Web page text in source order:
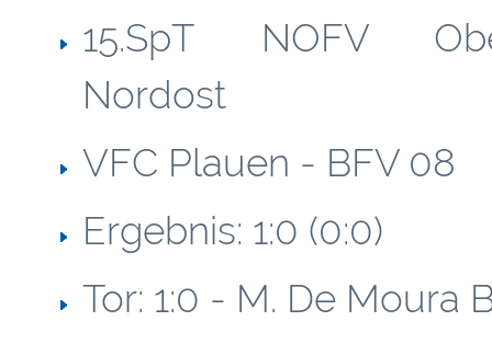
15.SpT NOFV
Nordost
VFC Plauen - BFV 08
Ergebnis: 1:0 (0:0)
Tor: 1:0 - M. De Moura